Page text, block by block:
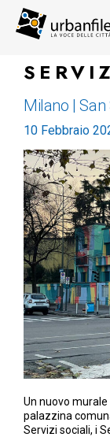
Milano | San
10 Febbraio
Un nuovo
palazzina
Servizi sociali, i